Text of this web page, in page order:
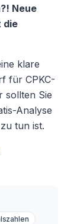
Neue
die
klare
für CPKC-
sollten Sie
Analyse
tun ist.